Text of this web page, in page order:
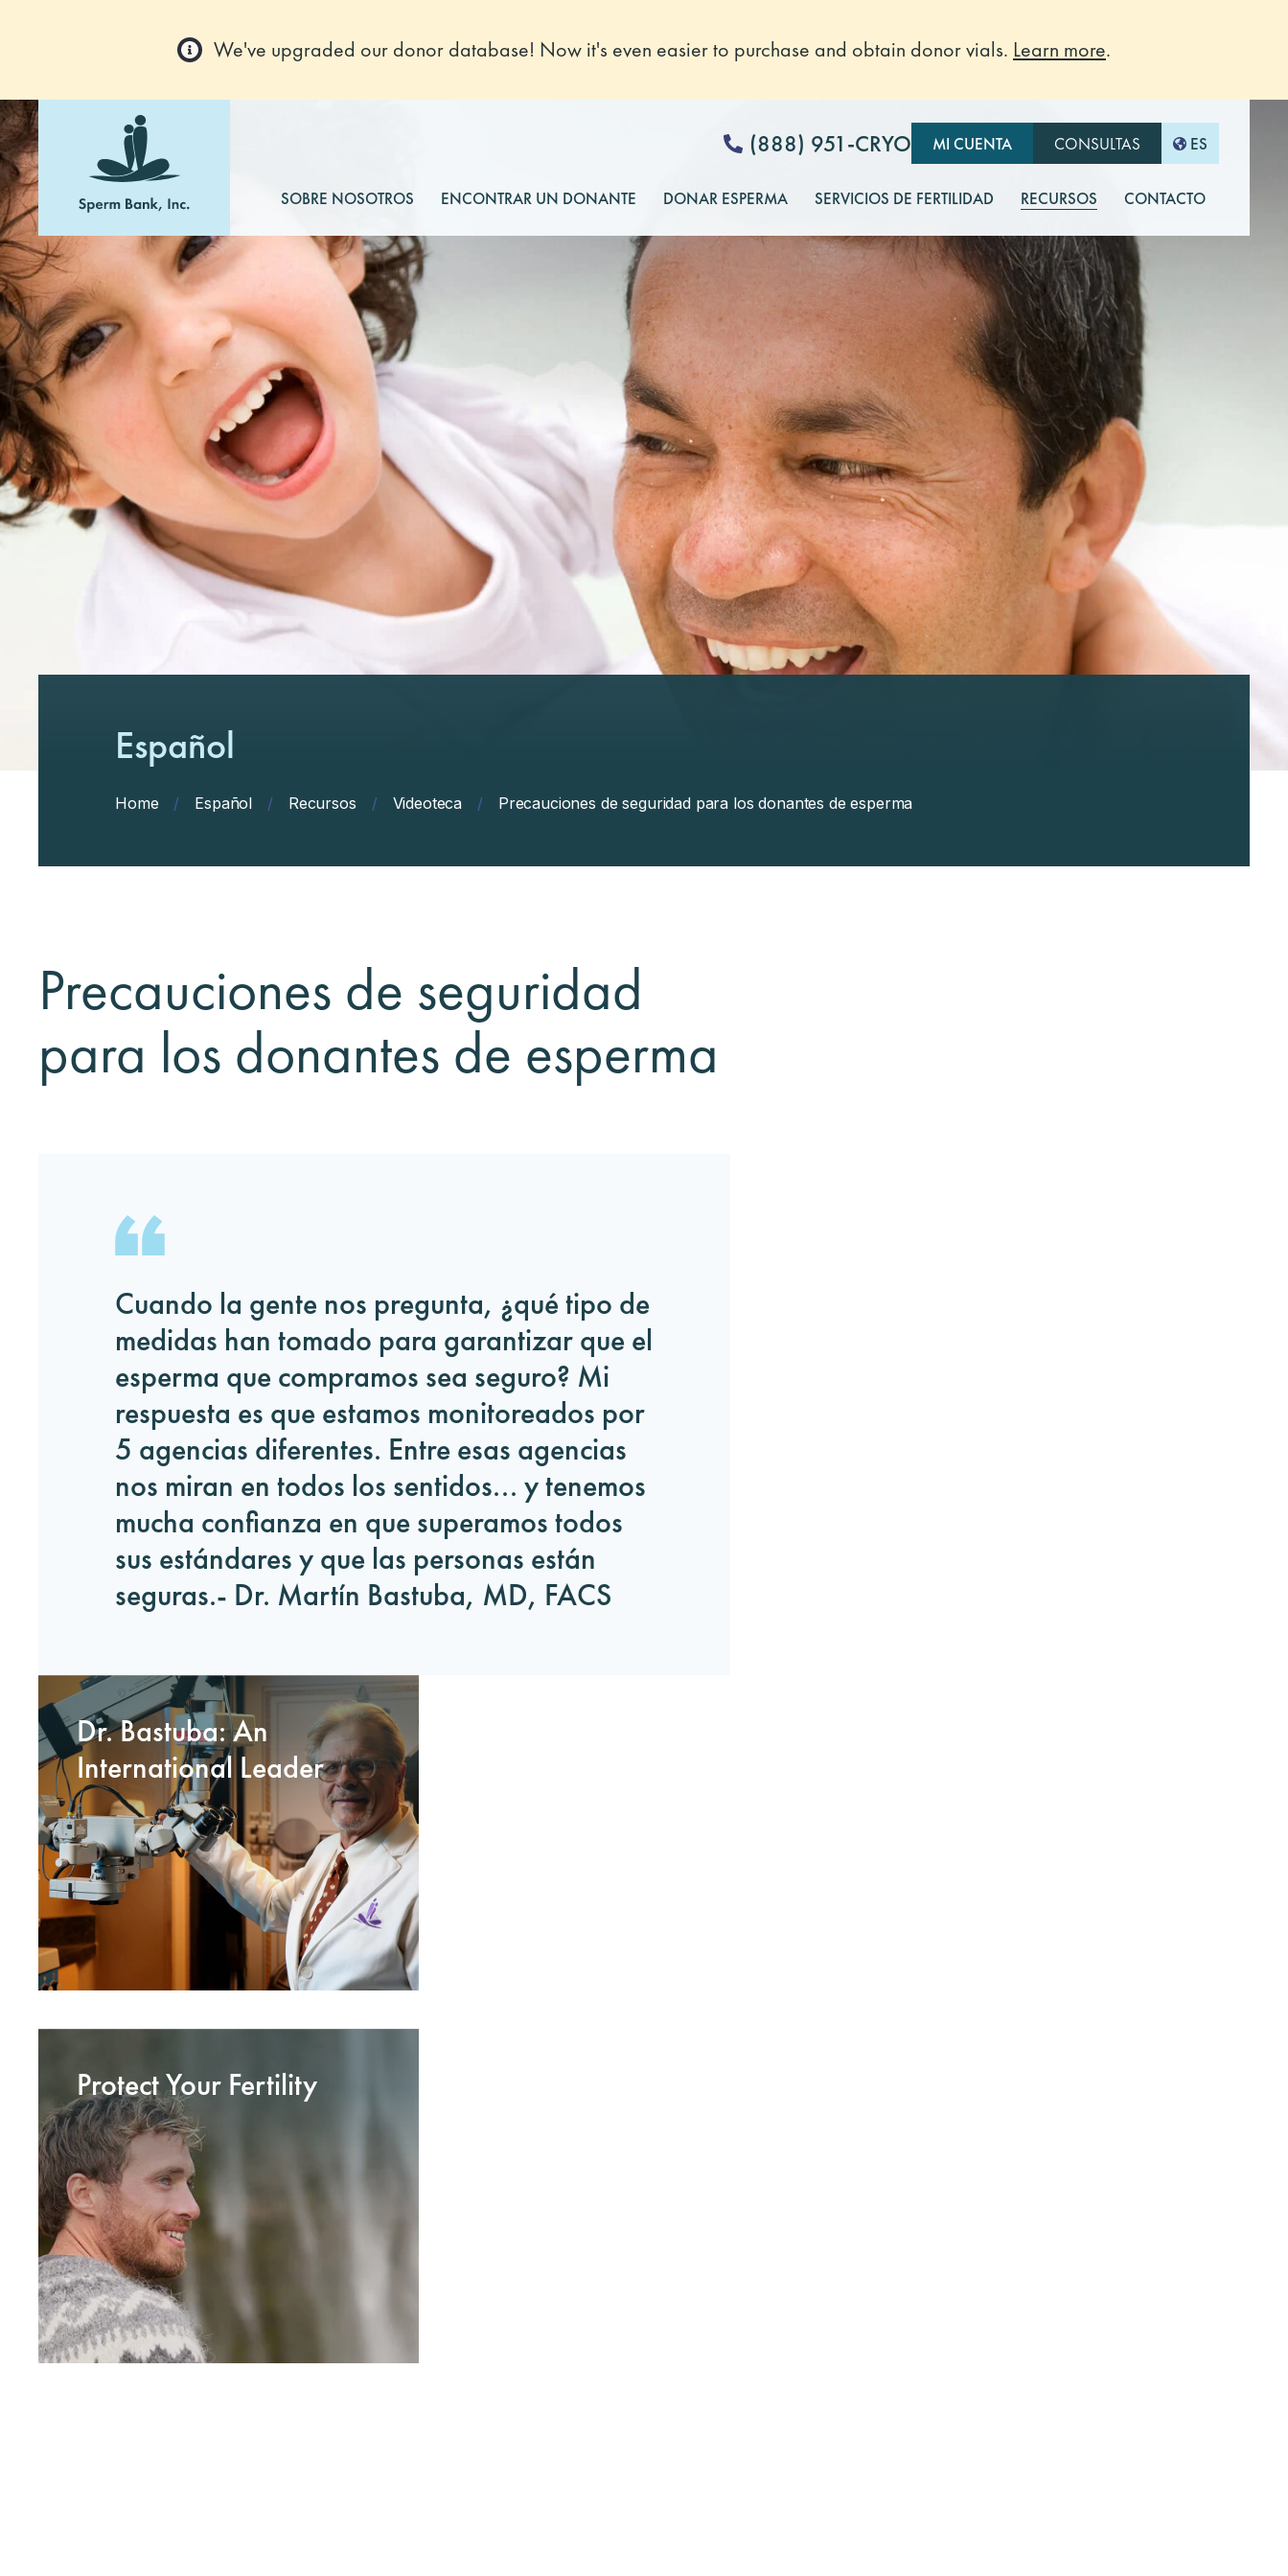
We've upgraded our donor database! Now it's even easier to purchase and obtain donor vials. Learn more.
(888) 951-CRYO MI CUENTA CONSULTAS ES
SOBRE NOSOTROS ENCONTRAR UN DONANTE DONAR ESPERMA SERVICIOS DE FERTILIDAD RECURSOS CONTACTO
Español
Home / Español / Recursos / Videoteca / Precauciones de seguridad para los donantes de esperma
Precauciones de seguridad
para los donantes de esperma
Cuando la gente nos pregunta, ¿qué tipo de
medidas han tomado para garantizar que el
esperma que compramos sea seguro? Mi
respuesta es que estamos monitoreados por
5 agencias diferentes. Entre esas agencias
nos miran en todos los sentidos... y tenemos
mucha confianza en que superamos todos
sus estándares y que las personas están
seguras.- Dr. Martín Bastuba, MD, FACS
Dr. Bastuba: An
International Leader
Protect Your Fertility